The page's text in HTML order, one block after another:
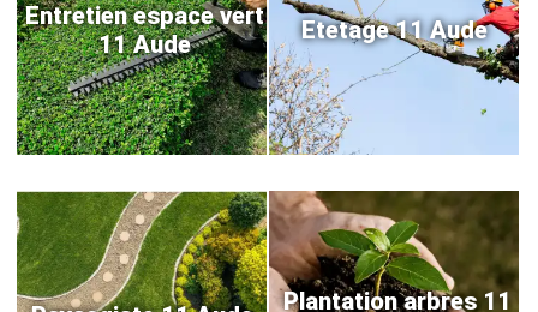
Entretien espace vert
11 Aude
Etetage 11 Aude
Plantation arbres 11